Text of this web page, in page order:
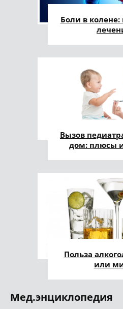
Боли в
Вызов
дом: плюсы
Польза
или
Мед.энциклопедия